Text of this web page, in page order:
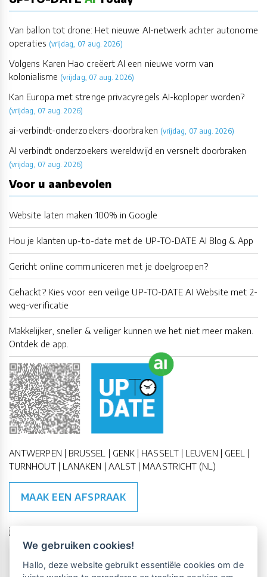
Van ballon tot drone: Het nieuwe AI-netwerk achter autonome
operaties (vrijdag, 07 aug. 2026)
Volgens Karen Hao creëert AI een nieuwe vorm van
kolonialisme (vrijdag, 07 aug. 2026)
Kan Europa met strenge privacyregels AI-koploper worden?
(vrijdag, 07 aug. 2026)
ai-verbindt-onderzoekers-doorbraken (vrijdag, 07 aug. 2026)
AI verbindt onderzoekers wereldwijd en versnelt doorbraken
(vrijdag, 07 aug. 2026)
Voor u aanbevolen
Website laten maken 100% in Google
Hou je klanten up-to-date met de UP-TO-DATE AI Blog & App
Gericht online communiceren met je doelgroepen?
Gehackt? Kies voor een veilige UP-TO-DATE AI Website met 2-
weg-verificatie
Makkelijker, sneller & veiliger kunnen we het niet meer maken.
Ontdek de app.
ANTWERPEN | BRUSSEL | GENK | HASSELT | LEUVEN | GEEL |
TURNHOUT | LANAKEN | AALST | MAASTRICHT (NL)
MAAK EEN AFSPRAAK
🇪🇺 🇧🇪
We gebruiken cookies!
Hallo, deze website gebruikt essentiële cookies om de
een persoonlijke demo.